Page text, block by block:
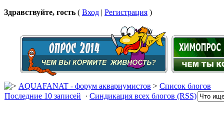
Здравствуйте, гость ( Вход | Регистрация )
AQUAFANAT - форум аквариумистов > Список блогов
Последние 10 записей · Синдикация всех блогов (RSS)